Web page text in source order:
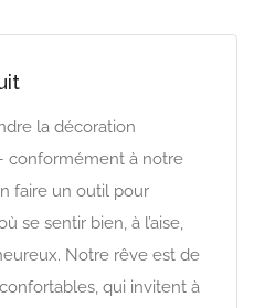
la décoration
conformément à notre
faire un outil pour
se sentir bien, à l’aise,
Notre rêve est de
qui invitent à